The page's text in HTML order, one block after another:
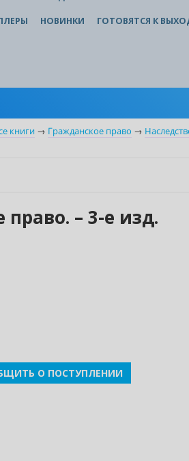
НОВИНКИ ГОТОВЯТСЯ К
книги → Гражданское право →
право. – 3-е изд.
О ПОСТУПЛЕНИИ